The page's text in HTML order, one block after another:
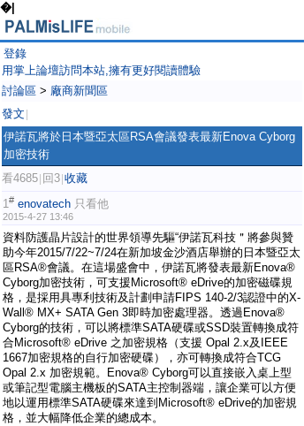
�|
登錄
用掌上論壇訪問本站,擁有更好閱讀體驗
討論區 > 廠商新聞區
發文
伊諾瓦將於日本暨亞太區RSA會議發表最新Enova Cyborg
加密技術
看4685 回3 收藏
1# enovatech 只看他
2015-4-27 13:46
資料防護晶片設計的世界領導先驅“伊諾瓦科技＂將參與贊
助今年2015/7/22~7/24在新加坡金沙酒店舉辦的日本暨亞太
區RSA®會議。在這場盛會中，伊諾瓦將發表最新Enova®
Cyborg加密技術，可支援Microsoft® eDrive的加密磁碟規
格，是採用具專利技術及計劃申請FIPS 140-2/3認證中的X-
Wall® MX+ SATA Gen 3即時加密處理器。透過Enova®
Cyborg的技術，可以將標準SATA硬碟或SSD裝置轉換成符
合Microsoft® eDrive 之加密規格（支援 Opal 2.x及IEEE
1667加密規格的自行加密硬碟），亦可轉換成符合TCG
Opal 2.x 加密規範。Enova® Cyborg可以直接嵌入桌上型
或筆記型電腦主機板的SATA主控制器端，讓企業可以方便
地以運用標準SATA硬碟來達到Microsoft® eDrive的加密規
格，並大幅降低企業的總成本。